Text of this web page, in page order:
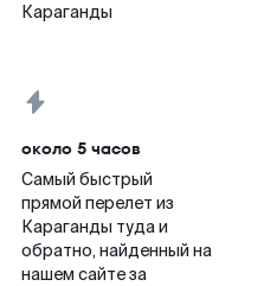
Караганды
около 5 часов
Самый быстрый
прямой перелет из
Караганды туда и
обратно, найденный на
нашем сайте за